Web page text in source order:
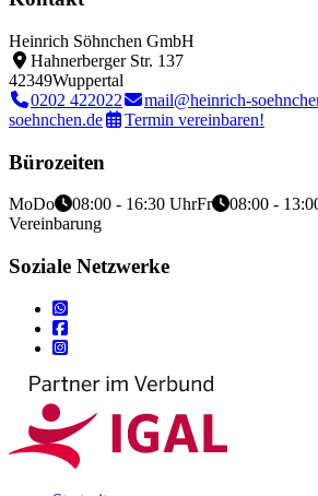
Heinrich Söhnchen GmbH
Hahnerberger Str. 137
42349Wuppertal
0202 422022
mail@heinrich-
soehnchen.de
Termin vereinbaren!
Bürozeiten
MoDo 08:00 - 16:30 UhrFr 08:00 -
Vereinbarung
Soziale Netzwerke